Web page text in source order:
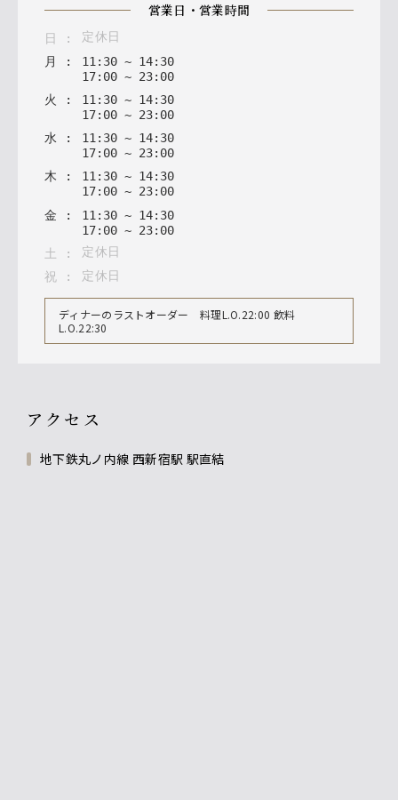
営業日・営業時間
日 :
定休日
月
: 11 : 30 ~ 14: 30
17: 00 ~ 23: 00
火
: 11 : 30 ~ 14: 30
17: 00 ~ 23: 00
水 : 11: 30 ~ 14: 30
17: 00 ~ 23: 00
木 : 11: 30 ~ 14: 30
17: 00 ~ 23: 00
金 : 11 : 30 ~ 14: 30
17: 00 ~ 23: 00
土
:
定休日
祝 : 定休日
ディナーのラストオーダー 料理L.O.22:00 飲料
L.O.22:30
アクセス
地下鉄丸ノ内線 西新宿駅 駅直結